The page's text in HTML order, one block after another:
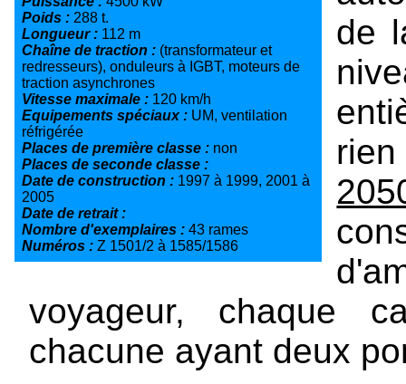
Poids : 288 t.
Longueur : 112 m
Chaîne de traction : (transformateur et
redresseurs), onduleurs à IGBT, moteurs de
traction asynchrones
Vitesse maximale : 120 km/h
Equipements spéciaux : UM, ventilation
réfrigérée
Places de première classe : non
Places de seconde classe :
Date de construction : 1997 à 1999, 2001 à
2005
Date de retrait :
Nombre d'exemplaires : 43 rames
Numéros : Z 1501/2 à 1585/1586
de
voyageur, chaque
chacune ayant deux